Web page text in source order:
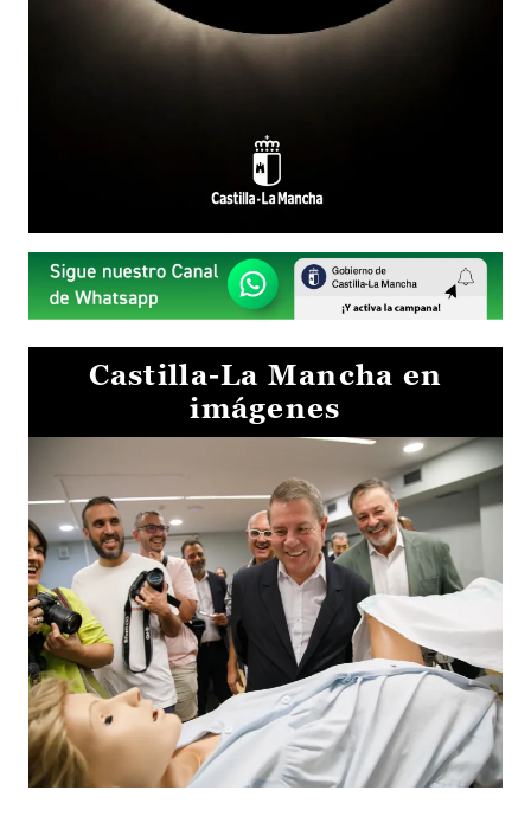
Castilla-La Mancha en
imágenes